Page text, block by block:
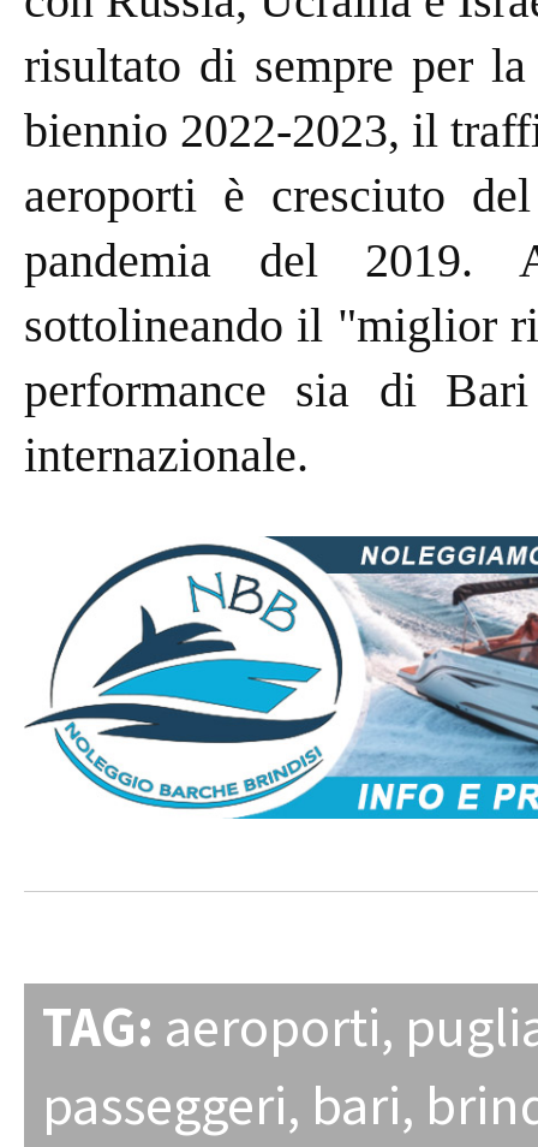
risultato di sempre per
biennio 2022-2023, il
aeroporti è cresciuto
pandemia del 2019.
sottolineando il "miglior
performance sia di
internazionale.
TAG: aeroporti,
passeggeri, bari,